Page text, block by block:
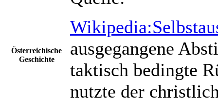
Österreichische
Geschichte
ausgegangene
taktisch bedingte
nutzte der